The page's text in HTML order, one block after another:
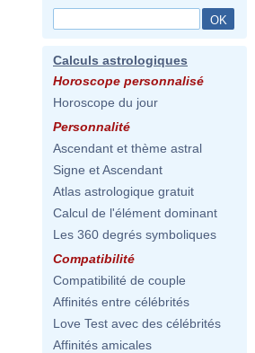
Calculs astrologiques
Horoscope personnalisé
Horoscope du jour
Personnalité
Ascendant et thème astral
Signe et Ascendant
Atlas astrologique gratuit
Calcul de l'élément dominant
Les 360 degrés symboliques
Compatibilité
Compatibilité de couple
Affinités entre célébrités
Love Test avec des célébrités
Affinités amicales